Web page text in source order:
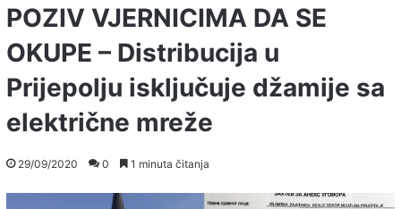
POZIV VJERNICIMA DA SE
OKUPE – Distribucija u
Prijepolju isključuje džamije sa
električne mreže
29/09/2020 0 1 minuta čitanja